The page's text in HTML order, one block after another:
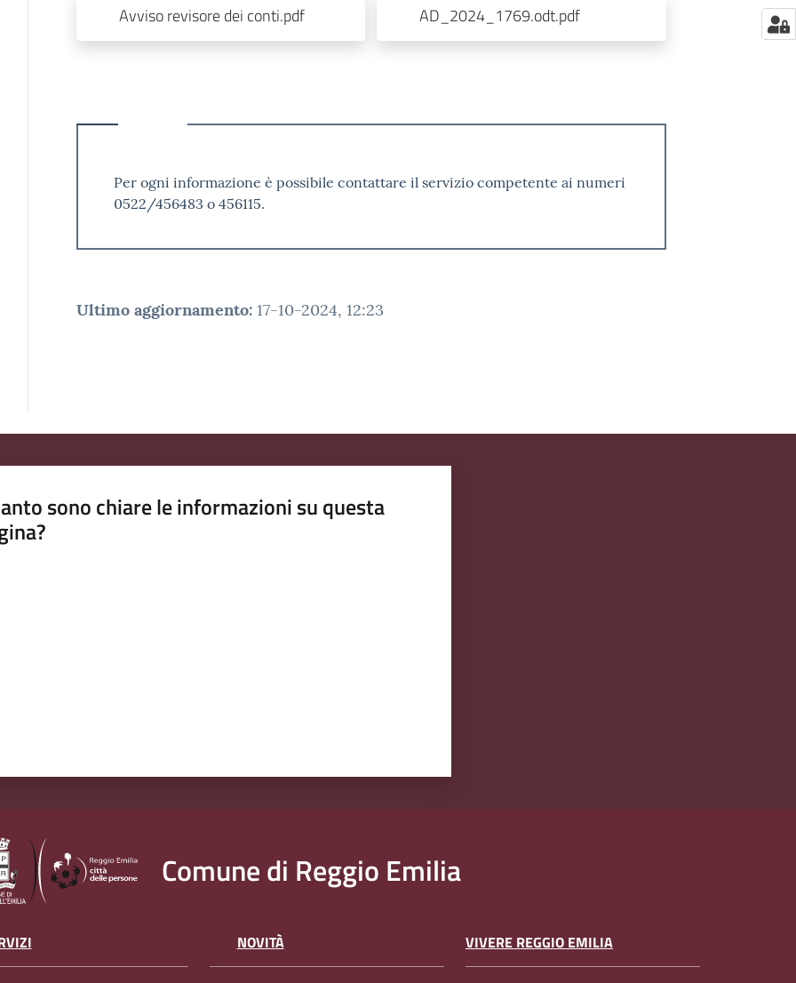
Avviso revisore dei conti.pdf AD_2024_1769.odt.pdf
Per ogni informazione è possibile contattare il servizio competente ai numeri
0522/456483 o 456115.
Ultimo aggiornamento: 17-10-2024, 12:23
sono chiare le informazioni su questa
Comune di Reggio Emilia
NOVITÀ VIVERE REGGIO EMILIA